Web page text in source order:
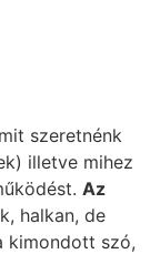
szeretnénk
illetve mihez
Az
halkan, de
kimondott szó,